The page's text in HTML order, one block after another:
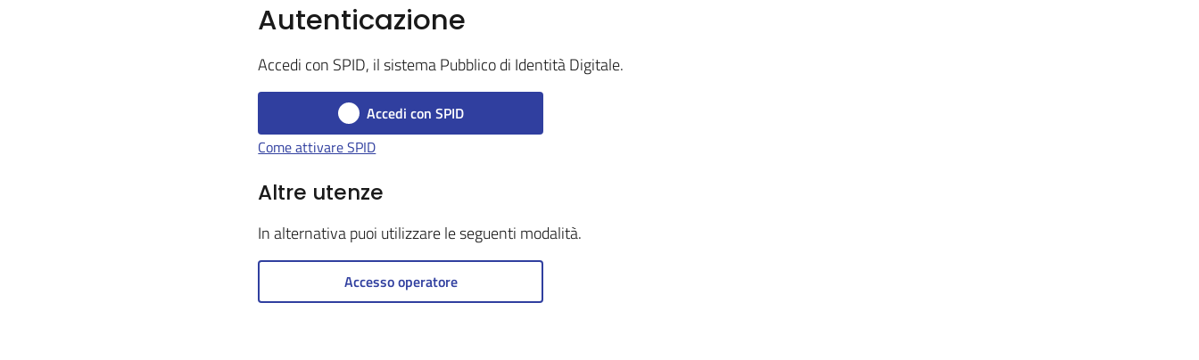
Autenticazione
Accedi con SPID, il sistema Pubblico di Identità Digitale.
Accedi con SPID
Come attivare SPID
Altre utenze
In alternativa puoi utilizzare le seguenti modalità.
Accesso operatore